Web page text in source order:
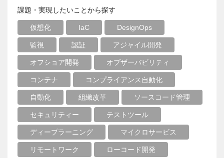
課題・実現したいことから探す
仮想化 IaC DesignOps
監視 認証 アジャイル開発
オフショア開発 オブザーバビリティ
コンテナ コンプライアンス自動化
自動化 組織改革 ソースコード管理
セキュリティー テストツール
ディープラーニング マイクロサービス
リモートワーク ローコード開発